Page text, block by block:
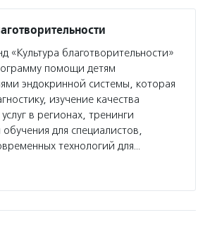
«Культура благотворительности»
помощи детям
эндокринной системы, которая
изучение качества
в регионах, тренинги
для специалистов,
технологий для…